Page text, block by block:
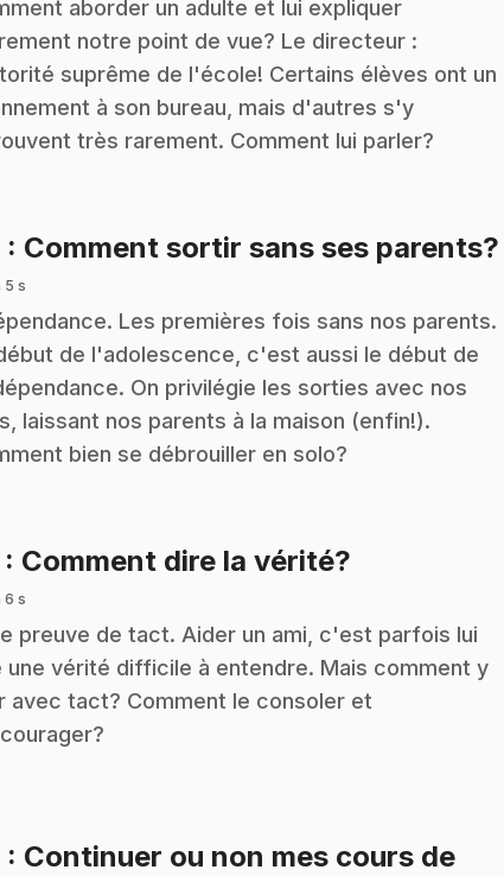
aborder un adulte et lui expliquer
notre point de vue? Le directeur :
suprême de l'école! Certains élèves ont un
à son bureau, mais d'autres s'y
très rarement. Comment lui parler?
: Comment sortir sans ses parents?
5 s
Les premières fois sans nos parents.
de l'adolescence, c'est aussi le début de
On privilégie les sorties avec nos
laissant nos parents à la maison (enfin!).
bien se débrouiller en solo?
: Comment dire la vérité?
6 s
preuve de tact. Aider un ami, c'est parfois lui
une vérité difficile à entendre. Mais comment y
avec tact? Comment le consoler et
: Continuer ou non mes cours de